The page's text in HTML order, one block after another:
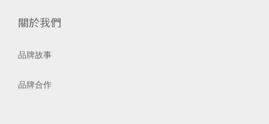
關於我們
品牌故事
品牌合作